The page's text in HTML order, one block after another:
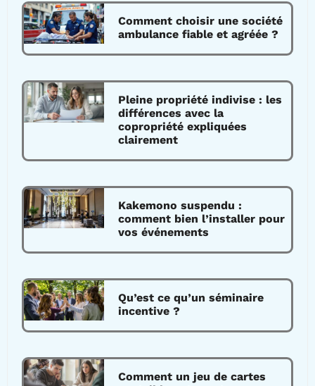
Comment choisir une société
ambulance fiable et agréée ?
Pleine propriété indivise : les
différences avec la
copropriété expliquées
clairement
Kakemono suspendu :
comment bien l’installer pour
vos événements
Qu’est ce qu’un séminaire
incentive ?
Comment un jeu de cartes